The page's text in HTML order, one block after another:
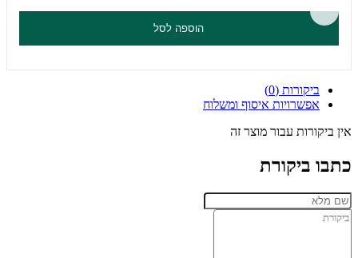
הוספה לסל
ביקורות (0)
אפשרויות איסוף ומשלוח
אין ביקורות עבור מוצר זה
כתבו ביקורת